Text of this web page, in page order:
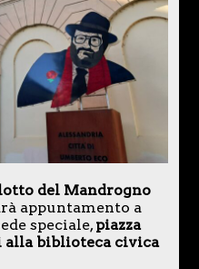
del Mandrogno
appuntamento a
speciale,piazza
alla biblioteca civica